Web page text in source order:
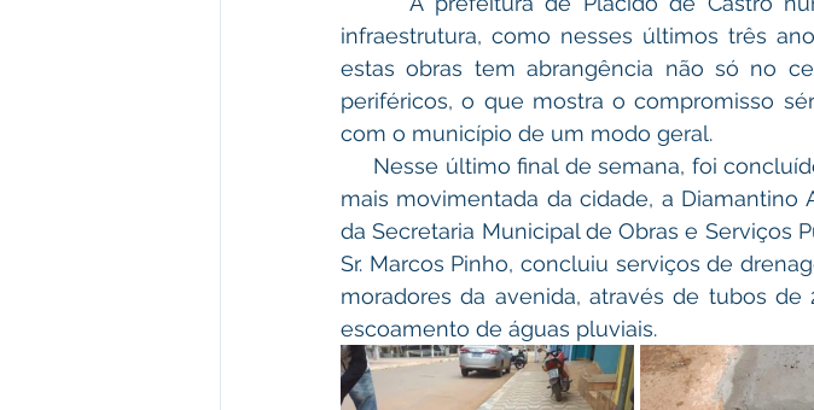
infraestrutura, como nesses últimos três
estas obras tem abrangência não só no
periféricos, o que mostra o compromisso
com o município de um modo geral.
mais movimentada da cidade, a Diamantino
da Secretaria Municipal de Obras e Serviços
Sr. Marcos Pinho, concluiu serviços de
moradores da avenida, através de tubos
escoamento de águas pluviais.